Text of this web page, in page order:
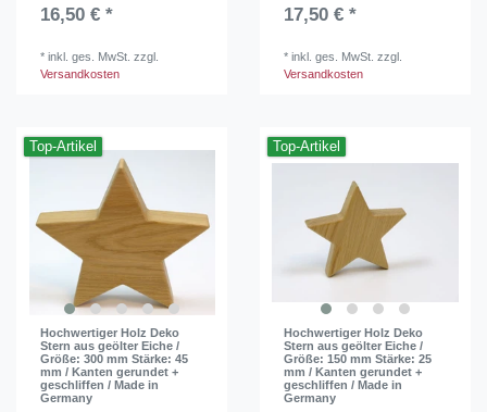
16,50 € *
*inkl. ges. MwSt. zzgl.
Versandkosten
17,50 € *
*inkl. ges. MwSt. zzgl.
Versandkosten
Top-Artikel
Hochwertiger Holz Deko
Stern aus geölter Eiche /
Größe: 300 mm Stärke: 45
mm / Kanten gerundet +
geschliffen / Made in
Germany
Top-Artikel
Hochwertiger Holz Deko
Stern aus geölter Eiche /
Größe: 150 mm Stärke: 25
mm / Kanten gerundet +
geschliffen / Made in
Germany